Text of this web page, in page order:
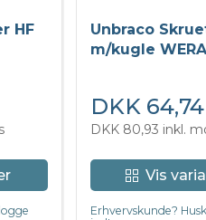
HF
Unbraco
m/kugle
DKK 64,74
DKK 80,93 inkl.
Vis
Erhvervskunde?